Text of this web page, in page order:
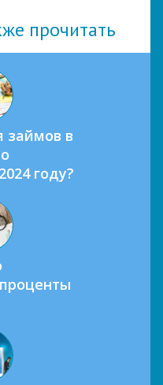
прочитать
займов в
году?